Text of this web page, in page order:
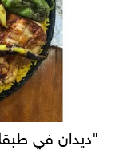
"ديدان في